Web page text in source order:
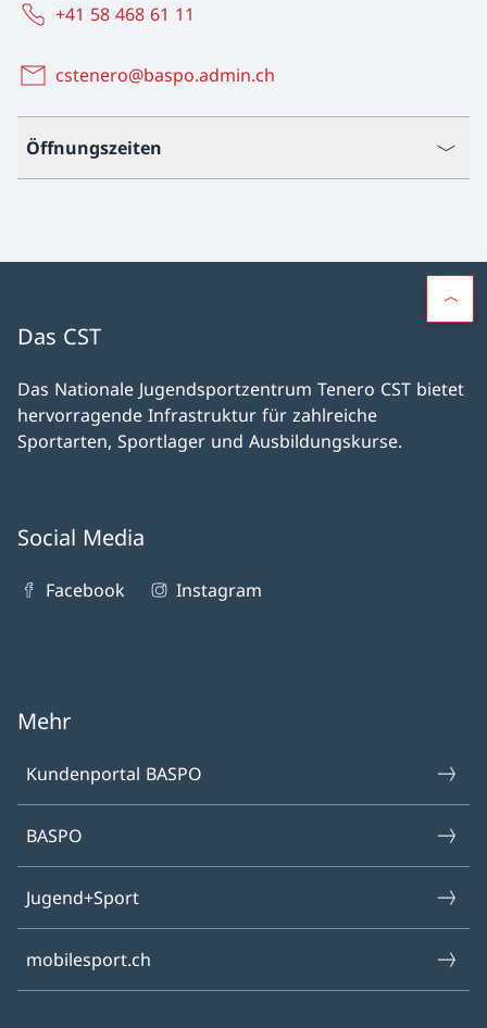
+41 58 468 61 11
cstenero@baspo.admin.ch
Öffnungszeiten
Das CST
Das Nationale Jugendsportzentrum Tenero CST bietet
hervorragende Infrastruktur für zahlreiche
Sportarten, Sportlager und Ausbildungskurse.
Social Media
Facebook Instagram
Mehr
Kundenportal BASPO
BASPO
Jugend+Sport
mobilesport.ch